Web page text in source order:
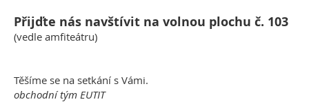
Přijďte nás navštívit na volnou plochu č. 103
(vedle amfiteátru)
Těšíme se na setkání s Vámi.
obchodní tým EUTIT